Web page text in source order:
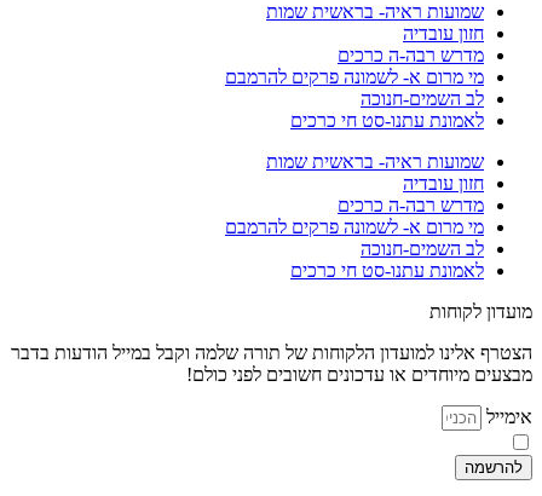
שמועות ראיה- בראשית שמות
חזון עובדיה
מדרש רבה-ה כרכים
מי מרום א- לשמונה פרקים להרמבם
לב השמים-חנוכה
לאמונת עתנו-סט חי כרכים
שמועות ראיה- בראשית שמות
חזון עובדיה
מדרש רבה-ה כרכים
מי מרום א- לשמונה פרקים להרמבם
לב השמים-חנוכה
לאמונת עתנו-סט חי כרכים
מועדון לקוחות
הצטרף אלינו למועדון הלקוחות של תורה שלמה וקבל במייל הודעות בדבר
מבצעים מיוחדים או עדכונים חשובים לפני כולם!
אימייל
להרשמה